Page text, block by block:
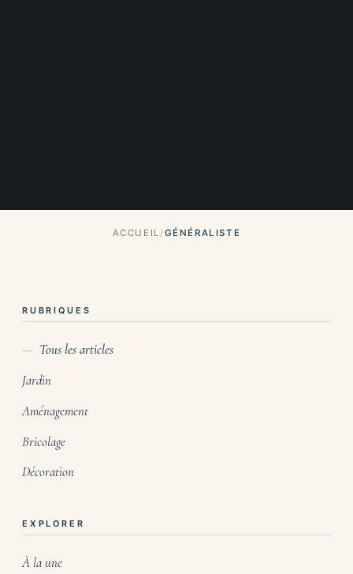
ACCUEIL GÉNÉRALISTE
RUBRIQUES
Tous les articles
Jardin
Aménagement
Bricolage
Décoration
EXPLORER
À la une